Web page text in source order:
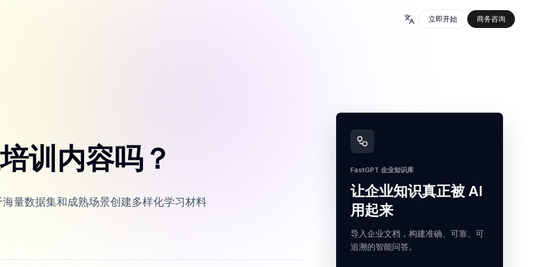
立即开始 商务咨询
训内容吗？
量数据集和成熟场景创建多样化学习材料
FastGPT 企业知识库
让企业知识真正被 AI
用起来
导入企业文档，构建准确、可靠、可
追溯的智能问答。